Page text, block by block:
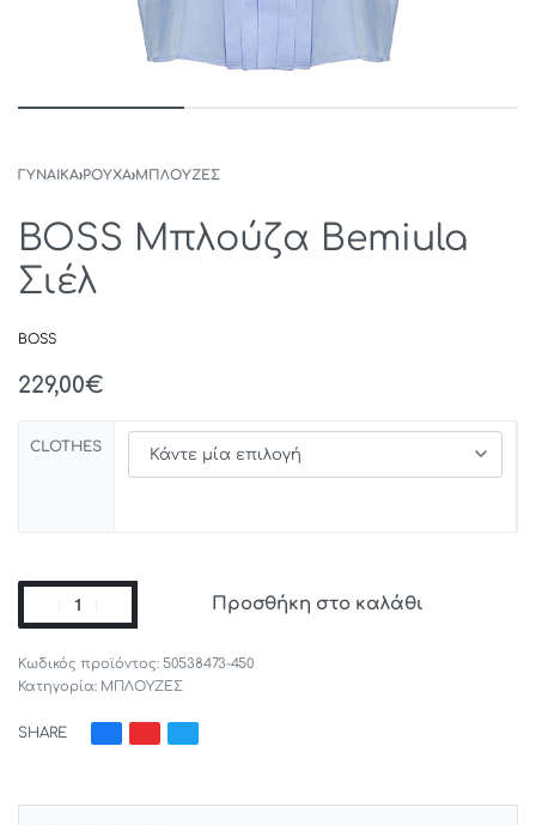
ΓΥΝΑΙΚΑ›ΡΟΥΧΑ›ΜΠΛΟΥΖΕΣ
BOSS Μπλούζα Bemiula
Σιέλ
BOSS
229,00€
CLOTHES
Προσθήκη στο καλάθι
50538473-450
Κατηγορία: ΜΠΛΟΥΖΕΣ
SHARE